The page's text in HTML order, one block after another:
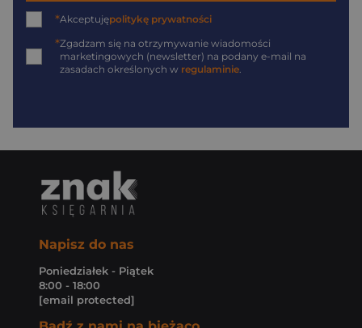
*Akceptujępolitykę prywatności
*Zgadzam się na otrzymywanie wiadomości
marketingowych (newsletter) na podany e-mail na
zasadach określonych w regulaminie
Napisz do nas
Poniedziałek - Piątek
8:00 - 18:00
[email protected]